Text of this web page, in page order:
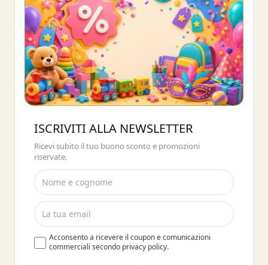
ISCRIVITI E OTTIENI SUBITO UNO
SCONTO DEL 10%
ISCRIVITI ALLA NEWSLETTER
Ricevi subito il tuo buono sconto e promozioni
riservate.
Acconsento a ricevere il coupon e comunicazioni
commerciali secondo privacy policy.